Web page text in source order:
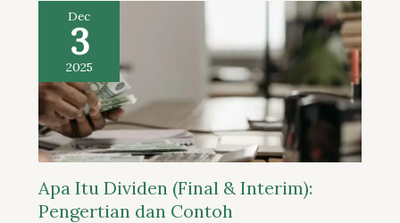
Dec
3
2025
Apa Itu Dividen (Final & Interim):
Pengertian dan Contoh